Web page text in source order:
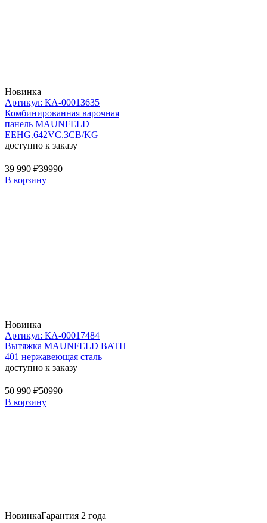
Новинка
Артикул: КА-00013635
Комбинированная варочная
панель MAUNFELD
EEHG.642VC.3CB/KG
доступно к заказу
39 990 ₽39990
В корзину
Новинка
Артикул: КА-00017484
Вытяжка MAUNFELD BATH
401 нержавеющая сталь
доступно к заказу
50 990 ₽50990
В корзину
НовинкаГарантия 2 года